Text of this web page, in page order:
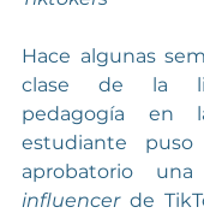
Hace algunas
clase de la
pedagogía en
estudiante
influencer de